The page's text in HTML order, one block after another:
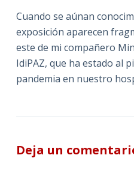
Cuando se aúnan
exposición aparecen
este de mi compañero
IdiPAZ, que ha estado al
pandemia en nuestro
Deja un